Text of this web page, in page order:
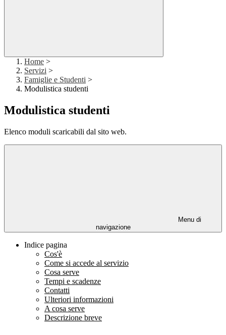
Home >
Servizi >
Famiglie e Studenti >
Modulistica studenti
Modulistica studenti
Elenco moduli scaricabili dal sito web.
Menu di
navigazione
Indice pagina
Cos'è
Come si accede al servizio
Cosa serve
Tempi e scadenze
Contatti
Ulteriori informazioni
A cosa serve
Descrizione breve